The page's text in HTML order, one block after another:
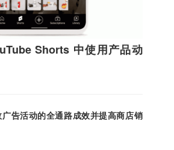
Shorts 中使用产品动
告活动的全通路成效并提高商店销